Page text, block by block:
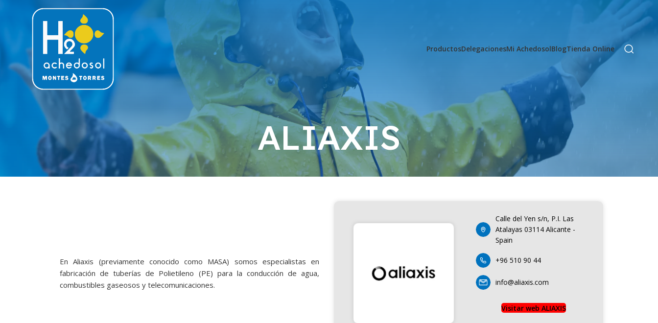
ProductosDelegacionesMi AchedosolBlogTienda Online
ALIAXIS
En Aliaxis (previamente conocido como MASA) somos especialistas en
fabricación de tuberías de Polietileno (PE) para la conducción de agua,
combustibles gaseosos y telecomunicaciones.
Calle del Yen s/n, P.I. Las
Atalayas 03114 Alicante -
Spain
+96 510 90 44
info@aliaxis.com
Visitar web ALIAXIS